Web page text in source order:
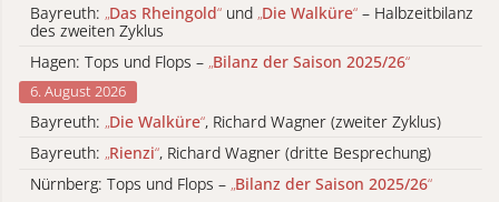
Bayreuth: „Das Rheingold“ und „Die Walküre“ – Halbzeitbilanz
des zweiten Zyklus
Hagen: Tops und Flops – „Bilanz der Saison 2025/26“
6. August 2026
Bayreuth: „Die Walküre“, Richard Wagner (zweiter Zyklus)
Bayreuth: „Rienzi“, Richard Wagner (dritte Besprechung)
Nürnberg: Tops und Flops – „Bilanz der Saison 2025/26“